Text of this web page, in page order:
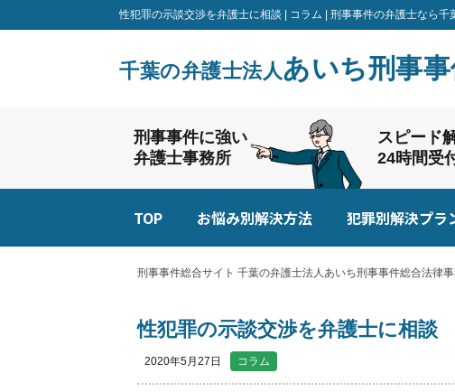
性犯罪の示談交渉を弁護士に相談 | コラム | 刑事事件の弁護士なら
千葉の弁護士法人あいち刑事
刑事事件に強い
弁護士事務所
スピード
24時間受
TOP お悩み別解決方法 犯罪別解決プラ
刑事事件総合サイト 千葉の弁護士法人あいち刑事事件総合法律
性犯罪の示談交渉を弁護士に相談
2020年5月27日 コラム